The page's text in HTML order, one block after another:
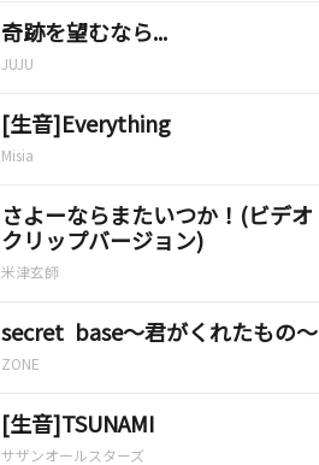
奇跡を望むなら...
JUJU
[生音]Everything
Misia
さよーならまたいつか！(ビデオ
クリップバージョン)
米津玄師
secret base～君がくれたもの～
ZONE
[生音]TSUNAMI
サザンオールスターズ